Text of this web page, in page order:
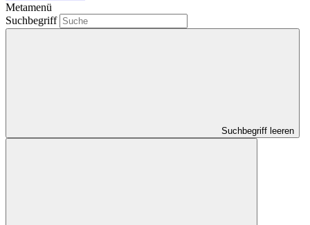
Metamenü
Suchbegriff
Suchbegriff leeren